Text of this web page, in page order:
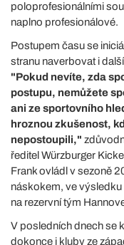
poloprofesionálními
naplno profesionálové.
Postupem času se
stranu naverbovat i
"Pokud nevíte, zda
postupu, nemůžete
ani ze sportovního
hroznou zkušenost,
nepostoupili,"
ředitel Würzburger
Frank ovládl v sezoně
náskokem, ve výsledku
na rezervní tým
V posledních dnech se
dokonce i kluby ze